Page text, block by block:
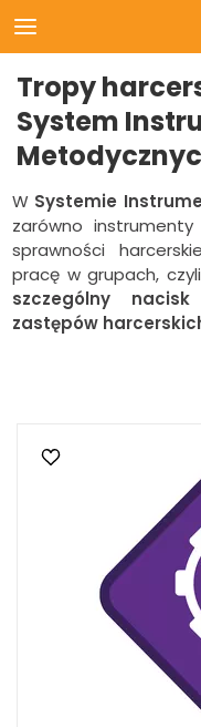
Tropy
System
W Systemie
zarówno
sprawności
pracę w grupach, czyli
szczególny
zastępów